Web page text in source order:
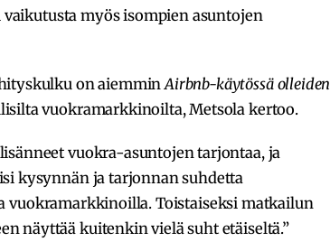
myös isompien asuntojen
on aiemminAirbnb-käytössä olleiden
vuokramarkkinoilta, Metsola kertoo.
vuokra-asuntojen tarjontaa, ja
kysynnän ja tarjonnan suhdetta
Toistaiseksi matkailun
näyttää kuitenkin vielä suht etäiseltä.”